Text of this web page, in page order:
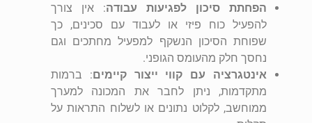
הפחתת סיכון לפגיעות עבודה: אין צורך
להפעיל כוח פיזי או לעבוד עם סכינים, כך
שפוחת הסיכון הנשקף למפעיל מחתכים וגם
נחסך חלק מהעומס הגופני.
אינטגרציה עם קווי ייצור קיימים: ברמות
מתקדמות, ניתן לחבר את המכונה למערך
ממוחשב, לקלוט נתונים או לשלוח התראות על